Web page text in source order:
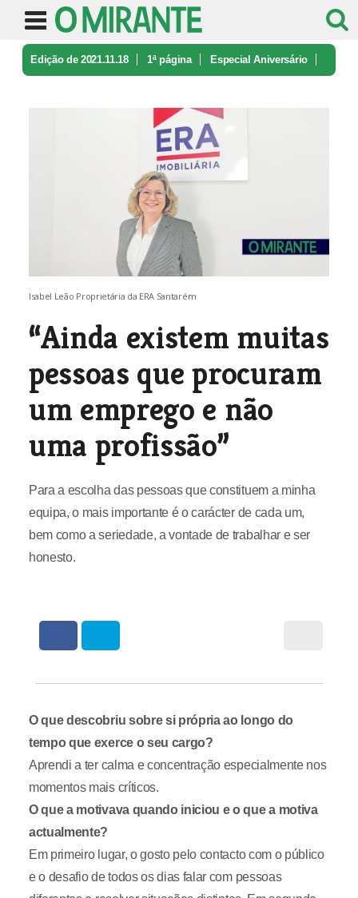
Edição de 2021.11.18 1ª página Especial Aniversário
Isabel Leão Proprietária da ERA Santarém
“Ainda existem muitas
pessoas que procuram
um emprego e não
uma profissão”
Para a escolha das pessoas que constituem a minha
equipa, o mais importante é o carácter de cada um,
bem como a seriedade, a vontade de trabalhar e ser
honesto.
O que descobriu sobre si própria ao longo do
tempo que exerce o seu cargo?
Aprendi a ter calma e concentração especialmente nos
momentos mais críticos.
O que a motivava quando iniciou e o que a motiva
actualmente?
Em primeiro lugar, o gosto pelo contacto com o público
e o desafio de todos os dias falar com pessoas